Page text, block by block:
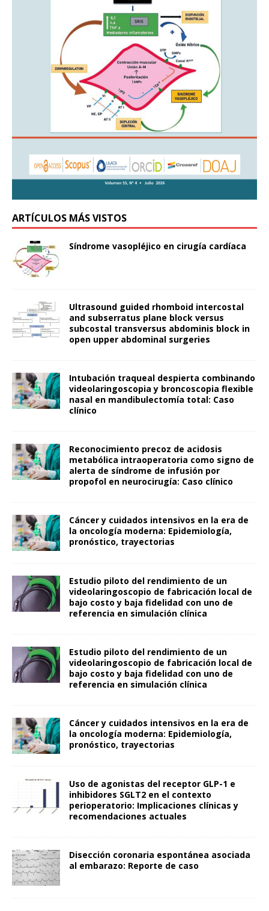
ARTÍCULOS MÁS VISTOS
Síndrome vasopléjico en cirugía cardíaca
Ultrasound guided rhomboid intercostal
and subserratus plane block versus
subcostal transversus abdominis block in
open upper abdominal surgeries
Intubación traqueal despierta combinando
videolaringoscopia y broncoscopia flexible
nasal en mandibulectomía total: Caso
clínico
Reconocimiento precoz de acidosis
metabólica intraoperatoria como signo de
alerta de síndrome de infusión por
propofol en neurocirugía: Caso clínico
Cáncer y cuidados intensivos en la era de
la oncología moderna: Epidemiología,
pronóstico, trayectorias
Estudio piloto del rendimiento de un
videolaringoscopio de fabricación local de
bajo costo y baja fidelidad con uno de
referencia en simulación clínica
Estudio piloto del rendimiento de un
videolaringoscopio de fabricación local de
bajo costo y baja fidelidad con uno de
referencia en simulación clínica
Cáncer y cuidados intensivos en la era de
la oncología moderna: Epidemiología,
pronóstico, trayectorias
Uso de agonistas del receptor GLP-1 e
inhibidores SGLT2 en el contexto
perioperatorio: Implicaciones clínicas y
recomendaciones actuales
Disección coronaria espontánea asociada
al embarazo: Reporte de caso